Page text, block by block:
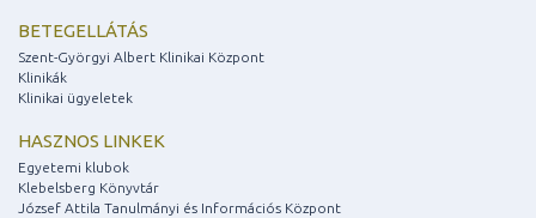
BETEGELLÁTÁS
Szent-Györgyi Albert Klinikai Központ
Klinikák
Klinikai ügyeletek
HASZNOS LINKEK
Egyetemi klubok
Klebelsberg Könyvtár
József Attila Tanulmányi és Információs Központ